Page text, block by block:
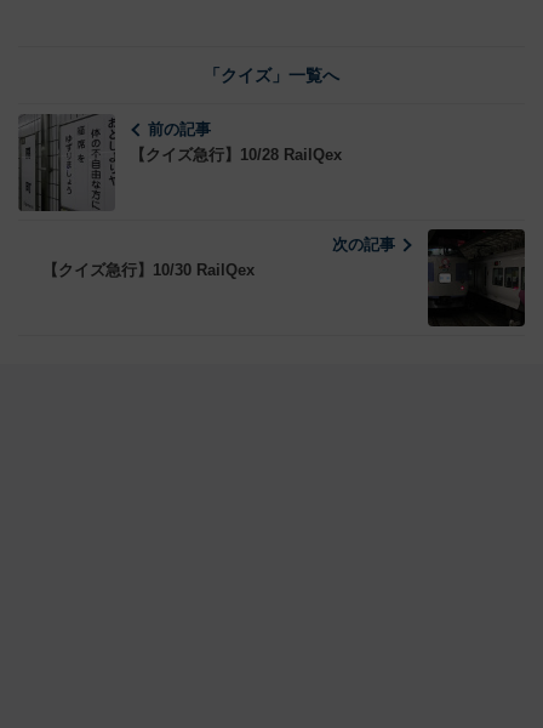
「クイズ」一覧へ
前の記事
【クイズ急行】10/28 RailQex
次の記事
【クイズ急行】10/30 RailQex